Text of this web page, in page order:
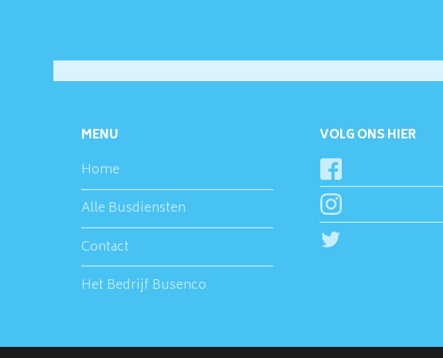
MENU
Home
Alle Busdiensten
Contact
Het Bedrijf Busenco
VOLG ONS HIER